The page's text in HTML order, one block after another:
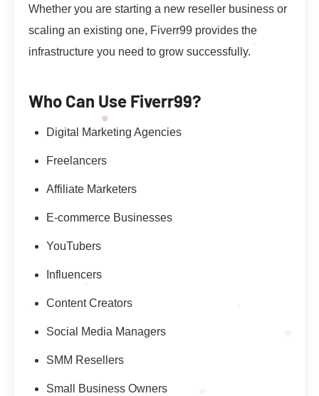
Whether you are starting a new reseller business or
scaling an existing one, Fiverr99 provides the
infrastructure you need to grow successfully.
Who Can Use Fiverr99?
Digital Marketing Agencies
Freelancers
Affiliate Marketers
E-commerce Businesses
YouTubers
Influencers
Content Creators
Social Media Managers
SMM Resellers
Small Business Owners